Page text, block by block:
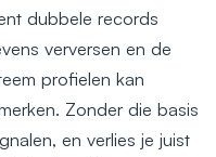
dubbele records
verversen en de
profielen kan
Zonder die basis
en verlies je juist